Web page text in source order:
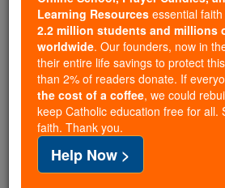
wasde-
for our
shut
Online, Catholic Online School,
Catholic Online Learning
tools serving over2.2 million
families worldwide. Our founders,
just gave their entire life savings to
But fewer than 2% of readers
Learning Resources essential
2.2 million students and millions
worldwide. Our founders, now in
their entire life savings to protect
than 2% of readers donate. If
the cost of a coffee, we could
keep Catholic education free for all.
faith. Thank you.
Help Now >